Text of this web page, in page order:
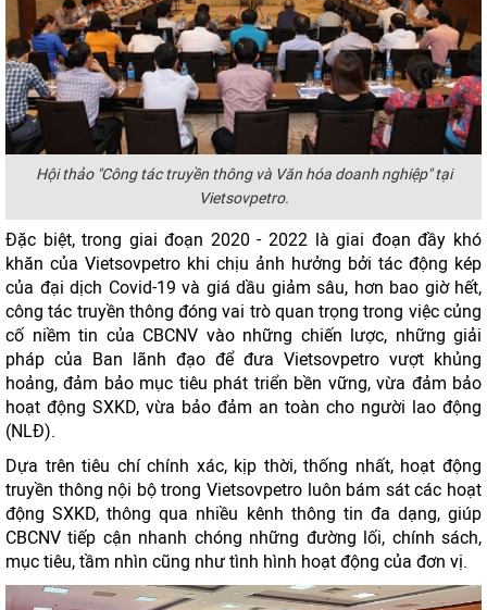
Hội thảo "Công tác truyền thông và Văn hóa doanh nghiệp" tại
Vietsovpetro.
Đặc biệt, trong giai đoạn 2020 - 2022 là giai đoạn đầy khó
khăn của Vietsovpetro khi chịu ảnh hưởng bởi tác động kép
của đại dịch Covid-19 và giá dầu giảm sâu, hơn bao giờ hết,
công tác truyền thông đóng vai trò quan trọng trong việc củng
cố niềm tin của CBCNV vào những chiến lược, những giải
pháp của Ban lãnh đạo để đưa Vietsovpetro vượt khủng
hoảng, đảm bảo mục tiêu phát triển bền vững, vừa đảm bảo
hoạt động SXKD, vừa bảo đảm an toàn cho người lao động
(NLĐ).
Dựa trên tiêu chí chính xác, kịp thời, thống nhất, hoạt động
truyền thông nội bộ trong Vietsovpetro luôn bám sát các hoạt
động SXKD, thông qua nhiều kênh thông tin đa dạng, giúp
CBCNV tiếp cận nhanh chóng những đường lối, chính sách,
mục tiêu, tầm nhìn cũng như tình hình hoạt động của đơn vị.